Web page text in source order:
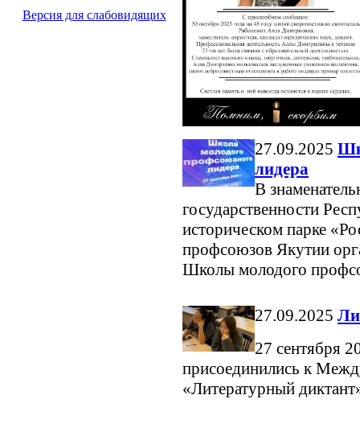
Версия для слабовидящих
27.09.2025
лидера
В
государственности
историческом парке
профсоюзов Якутии
Школы молодого
27.09.2025
27 сентября
присоединились к
«Литературный